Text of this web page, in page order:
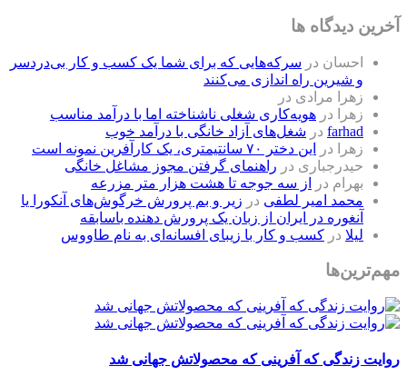
آخرین دیدگاه ها
احسان در سرکه‌هایی که برای شما یک کسب و کار بی‌دردسر
و شیرین راه اندازی می‌کنند
زهرا مرادی در
زهرا
در هویه‌کاری شغلی ناشناخته اما با درآمد مناسب
farhad در شغل‌های آزاد خانگی با درآمد خوب
زهرا
در
این دختر ۷۰ سانتیمتری، یک کارآفرین نمونه است
حیدرجباری در راهنمای گرفتن مجوز مشاغل خانگی
بهرام در
از سه جوجه تا هشت هزار متر مزرعه
محمد امیر لطفی در زیر و بم پرورش خرگوش‌های آنکورا یا
آنغوره در ایران از زبان یک پرورش دهنده باسابقه
لیلا در کسب و کار با زیبای افسانه‌ای به نام طاووس
مهم‌ترین‌ها
روایت زندگی که آفرینی که محصولاتش جهانی شد